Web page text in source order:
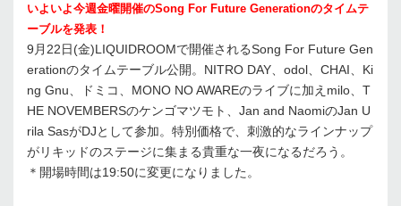
いよいよ今週金曜開催のSong For Future Generationのタイムテ
ーブルを発表！
9月22日(金)LIQUIDROOMで開催されるSong For Future Gen
erationのタイムテーブル公開。NITRO DAY、odol、CHAI、Ki
ng Gnu、ドミコ、MONO NO AWAREのライブに加えmilo、T
HE NOVEMBERSのケンゴマツモト、Jan and NaomiのJan U
rila SasがDJとして参加。特別価格で、刺激的なラインナップ
がリキッドのステージに集まる貴重な一夜になるだろう。
＊開場時間は19:50に変更になりました。